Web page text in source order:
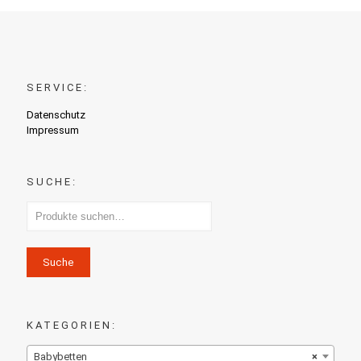
SERVICE:
Datenschutz
Impressum
SUCHE:
Suche
KATEGORIEN:
×
Babybetten